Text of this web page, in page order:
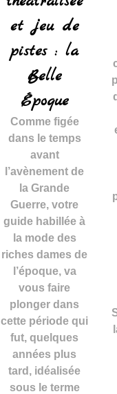
et jeu de
pistes : la
Belle
Époque
Comme figée
dans le temps
avant
l’avènement de
la Grande
Guerre, votre
guide habillée à
la mode des
riches dames de
l’époque, va
vous faire
plonger dans
cette période qui
fut, quelques
années plus
tard, idéalisée
sous le terme